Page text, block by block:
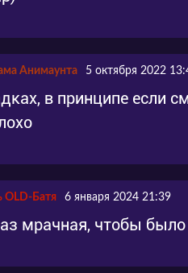
Анимаунта 5 октября 2022
в принципе если
OLD-Батя 6 января 2024 21:39
мрачная, чтобы